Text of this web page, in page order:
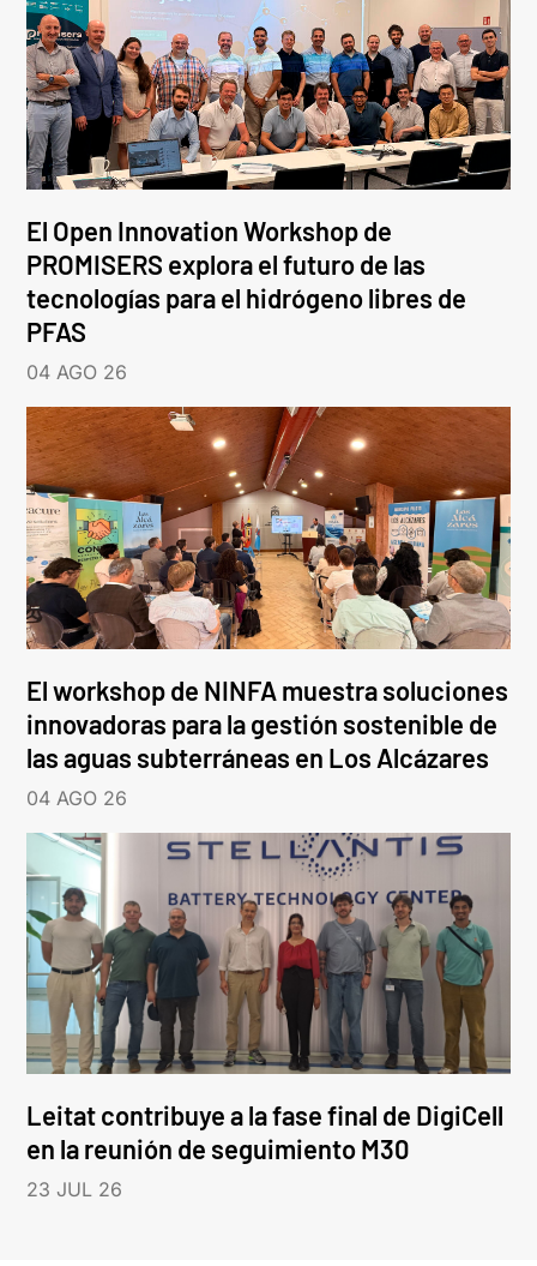
El Open Innovation Workshop de
PROMISERS explora el futuro de las
tecnologías para el hidrógeno libres de
PFAS
04 AGO 26
El workshop de NINFA muestra soluciones
innovadoras para la gestión sostenible de
las aguas subterráneas en Los Alcázares
04 AGO 26
Leitat contribuye a la fase final de DigiCell
en la reunión de seguimiento M30
23 JUL 26